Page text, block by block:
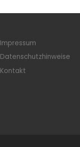
Impressum
Datenschutzhinweise
Kontakt